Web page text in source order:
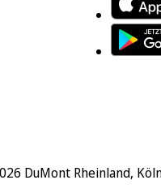
DuMont Rheinland,